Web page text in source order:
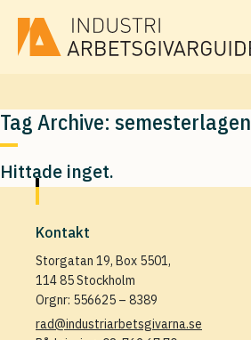
Tag Archive: semesterlagen
Hittade inget.
Kontakt
Storgatan 19, Box 5501,
114 85 Stockholm
Orgnr: 556625 – 8389
rad@industriarbetsgivarna.se